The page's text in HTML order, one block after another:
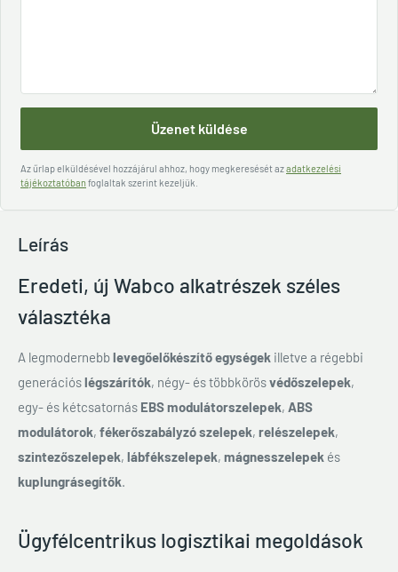
Üzenet küldése
Az űrlap elküldésével hozzájárul ahhoz, hogy megkeresését azadatkezelési
tájékoztatóban foglaltak szerint kezeljük.
Leírás
Eredeti, új Wabco alkatrészek széles
választéka
A legmodernebblevegőelőkészítő egységek illetve a régebbi
generációslégszárítók, négy- és többkörösvédőszelepek,
egy- és kétcsatornás EBS modulátorszelepek, ABS
modulátorok, fékerőszabályzó szelepek, relészelepek,
szintezőszelepek, lábfékszelepek, mágnesszelepek és
kuplungrásegítők.
Ügyfélcentrikus logisztikai megoldások